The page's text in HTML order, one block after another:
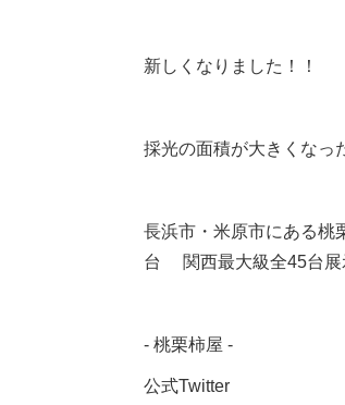
新しくなりました！！
採光の面積が大きくなっ
長浜市・米原市にある桃
台 関西最大級全45台
- 桃栗柿屋 -
公式Twitter